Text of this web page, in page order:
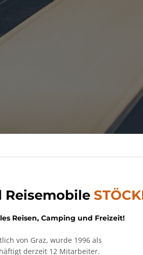
Reisen, Camping und Freizeit!
von Graz, wurde 1996 als
derzeit 12 Mitarbeiter.